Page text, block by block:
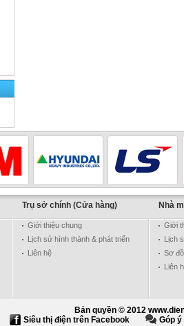
Trụ sở chính (Cửa hàng)
Giới thiệu chung
Lịch sử hình thành & phát triển
Liên hệ
Nhà
Giới
Lịch
Sơ
Liên
Bản quyền © 2012
Siêu thị điện trên Facebook
Góp